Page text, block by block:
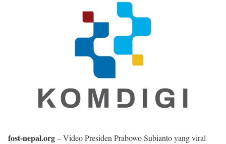
fost-nepal.org– Video Presiden Prabowo Subianto yang viral